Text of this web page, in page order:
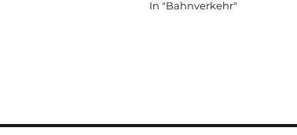
In "Bahnverkehr"